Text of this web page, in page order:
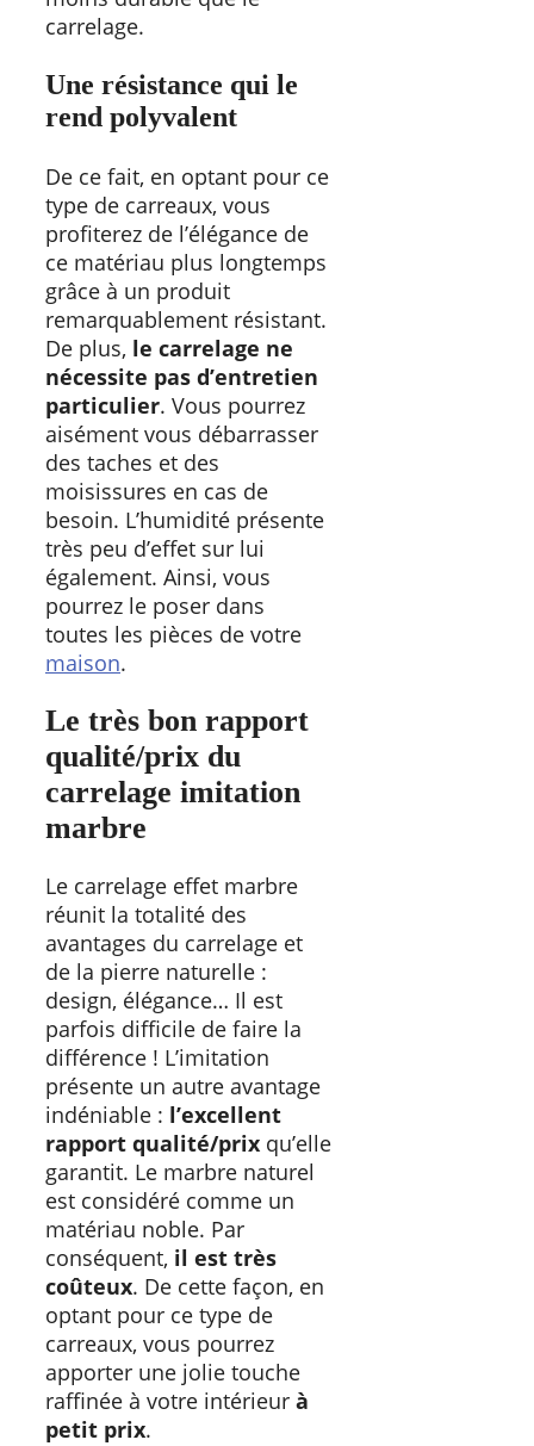
carrelage.
Une résistance qui le
rend polyvalent
De ce fait, en optant pour ce
type de carreaux, vous
profiterez de l’élégance de
ce matériau plus longtemps
grâce à un produit
remarquablement résistant.
De plus, le carrelage ne
nécessite pas d’entretien
particulier. Vous pourrez
aisément vous débarrasser
des taches et des
moisissures en cas de
besoin. L’humidité présente
très peu d’effet sur lui
également. Ainsi, vous
pourrez le poser dans
toutes les pièces de votre
maison.
Le très bon rapport
qualité/prix du
carrelage imitation
marbre
Le carrelage effet marbre
réunit la totalité des
avantages du carrelage et
de la pierre naturelle :
design, élégance… Il est
parfois difficile de faire la
différence ! L’imitation
présente un autre avantage
indéniable : l’excellent
rapport qualité/prix qu’elle
garantit. Le marbre naturel
est considéré comme un
matériau noble. Par
conséquent, il est très
coûteux. De cette façon, en
optant pour ce type de
carreaux, vous pourrez
apporter une jolie touche
raffinée à votre intérieur à
petit prix.